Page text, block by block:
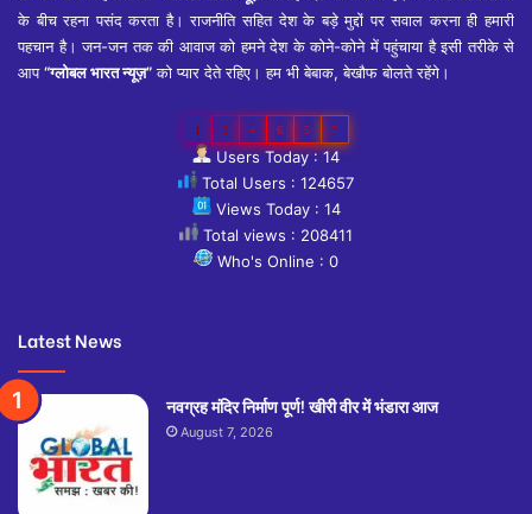
के बीच रहना पसंद करता है। राजनीति सहित देश के बड़े मुद्दों पर सवाल करना ही हमारी
पहचान है। जन-जन तक की आवाज को हमने देश के कोने-कोने में पहुंचाया है इसी तरीके से
आप“ग्लोबल भारत न्यूज़”को प्यार देते रहिए। हम भी बेबाक, बेखौफ बोलते रहेंगे।
1 2 4 6 5 7
Users Today : 14
Total Users : 124657
Views Today : 14
Total views : 208411
Who's Online : 0
Latest News
नवग्रह मंदिर निर्माण पूर्ण! खीरी वीर में भंडारा आज
August 7, 2026